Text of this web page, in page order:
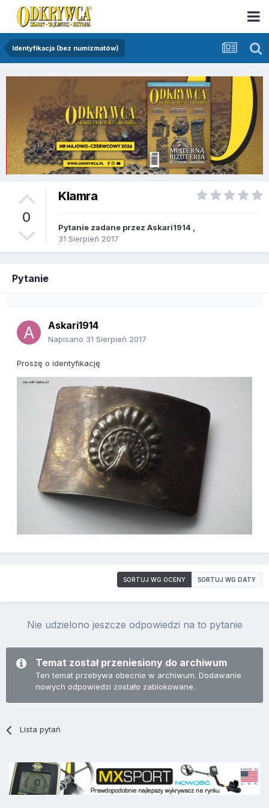
Identyfikacja (bez numizmatów)
0
Klamra
Pytanie zadane przez Askari1914
31 Sierpień 2017
Pytanie
Askari1914
Napisano 31 Sierpień 2017
Proszę o identyfikację
SORTUJ WG OCENY SORTUJ WG DATY
Nie udzielono jeszcze odpowiedzi na to pytanie
Temat został przeniesiony do archiwum
Ten temat przebywa obecnie w archiwum. Dodawanie
nowych odpowiedzi zostało zablokowane.
Lista pytań